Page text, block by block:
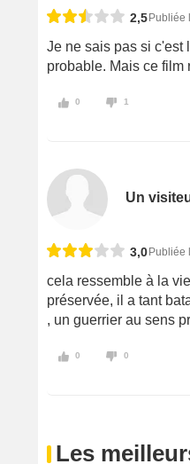
2,5 Publiée
Je ne sais pas si c'est
probable. Mais ce film
0 1
Un
3,0Publiée
cela ressemble à la
préservée, il a tant
, un guerrier au sens
0 0
Les